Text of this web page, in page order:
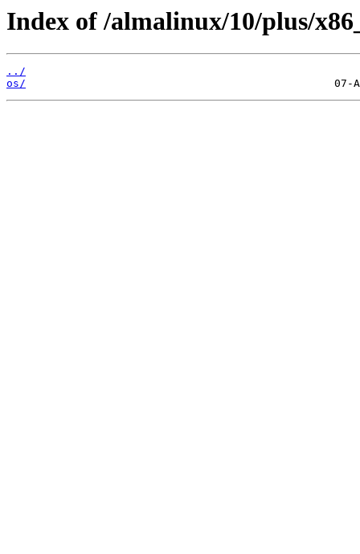
Index of /almalinux/10/plus/
../
os/